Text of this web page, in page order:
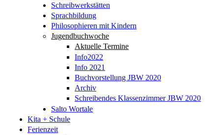
Schreibwerkstätten
Sprachbildung
Philosophieren mit Kindern
Jugendbuchwoche
Aktuelle Termine
Info2022
Info 2021
Buchvorstellung JBW 2020
Archiv
Schreibendes Klassenzimmer JBW 2020
Salto Wortale
Kita + Schule
Ferienzeit